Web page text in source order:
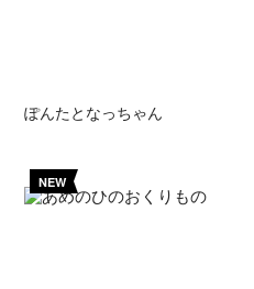
ぽんたとなっちゃん
NEW